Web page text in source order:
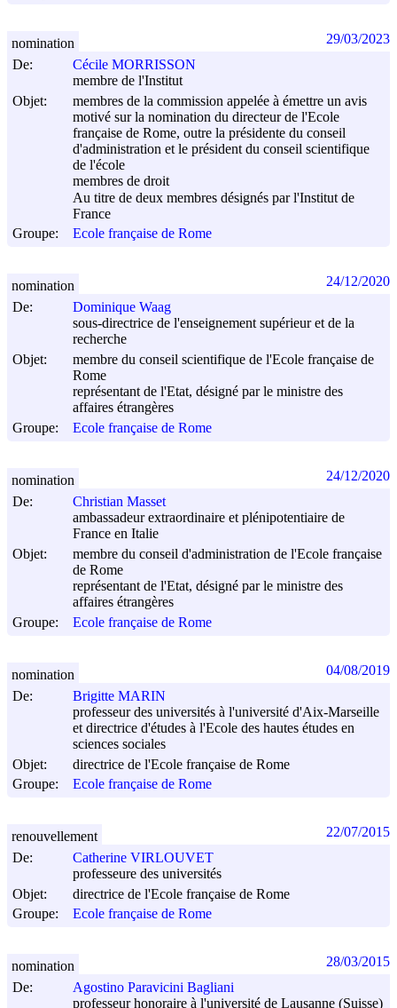
De:
Cécile MORRISSON
membre de l'Institut
Objet:
membres de la commission appelée à émettre un avis
motivé sur la nomination du directeur de l'Ecole
française de Rome, outre la présidente du conseil
d'administration et le président du conseil scientifique
de l'école
membres de droit
Au titre de deux membres désignés par l'Institut de
France
Groupe:
Ecole française de Rome
nomination 29/03/2023
De:
Dominique Waag
sous-directrice de l'enseignement supérieur et de la
recherche
Objet:
membre du conseil scientifique de l'Ecole française de
Rome
représentant de l'Etat, désigné par le ministre des
affaires étrangères
Groupe:
Ecole française de Rome
nomination 24/12/2020
De:
Christian Masset
ambassadeur extraordinaire et plénipotentiaire de
France en Italie
Objet:
membre du conseil d'administration de l'Ecole française
de Rome
représentant de l'Etat, désigné par le ministre des
affaires étrangères
Groupe:
Ecole française de Rome
nomination 24/12/2020
De:
Brigitte MARIN
professeur des universités à l'université d'Aix-Marseille
et directrice d'études à l'Ecole des hautes études en
sciences sociales
Objet:
directrice de l'Ecole française de Rome
Groupe:
Ecole française de Rome
nomination 04/08/2019
De:
Catherine VIRLOUVET
professeure des universités
Objet:
directrice de l'Ecole française de Rome
Groupe:
Ecole française de Rome
renouvellement 22/07/2015
De:
Agostino Paravicini Bagliani
professeur honoraire à l'université de Lausanne (Suisse)
nomination 28/03/2015